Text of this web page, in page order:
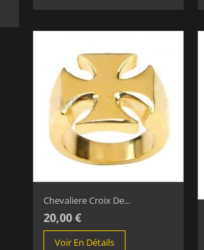
Chevaliere Croix De...
20,00 €
Voir En Détails